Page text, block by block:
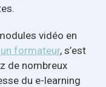
vidéo en
formateur, s’est
de nombreux
du e-learning